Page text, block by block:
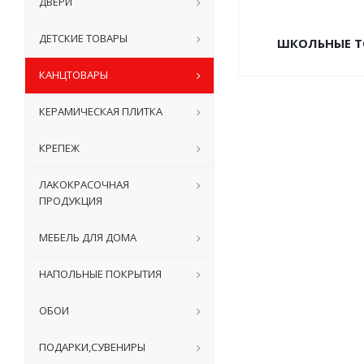
ШКОЛЬНЫЕ
ДЕТСКИЕ ТОВАРЫ
КАНЦТОВАРЫ
КЕРАМИЧЕСКАЯ ПЛИТКА
КРЕПЕЖ
ЛАКОКРАСОЧНАЯ
ПРОДУКЦИЯ
МЕБЕЛЬ ДЛЯ ДОМА
НАПОЛЬНЫЕ ПОКРЫТИЯ
ОБОИ
ПОДАРКИ,СУВЕНИРЫ